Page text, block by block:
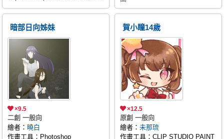
暗部日向姊妹
×9.5
二創 一般向
繪者： 曉白
作畫工具：Photoshop
賀小瞳14歲
×12.5
原創 一般向
繪者： 未那琉
作畫工具：CLIP STUDIO PAINT